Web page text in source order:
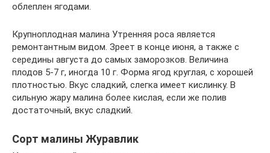
облеплен ягодами.
Крупноплодная малина Утренняя роса является
ремонтантным видом. Зреет в конце июня, а также с
середины августа до самых заморозков. Величина
плодов 5-7 г, иногда 10 г. Форма ягод круглая, с хорошей
плотностью. Вкус сладкий, слегка имеет кислинку. В
сильную жару малина более кислая, если же полив
достаточный, вкус сладкий.
Сорт малины Журавлик